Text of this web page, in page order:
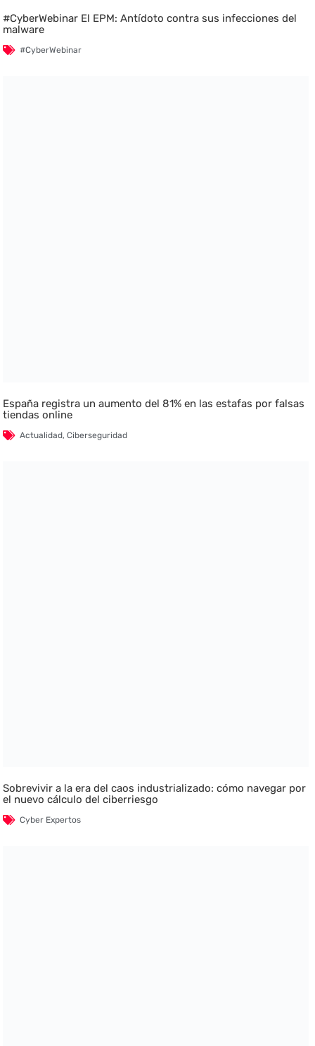
#CyberWebinar El EPM: Antídoto contra sus infecciones del
malware
#CyberWebinar
España registra un aumento del 81% en las estafas por falsas
tiendas online
Actualidad,Ciberseguridad
Sobrevivir a la era del caos industrializado: cómo navegar por
el nuevo cálculo del ciberriesgo
Cyber Expertos